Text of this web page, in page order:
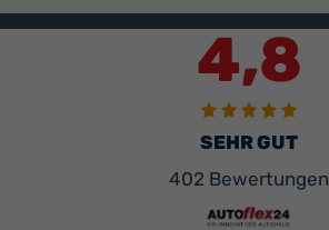
4,8
SEHR GUT
402 Bewertungen